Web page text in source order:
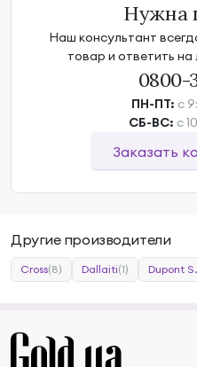
Нужна
Наш консультант
товар и ответить
0800-
ПН-ПТ: с
СБ-ВС: с
Заказать
Другие производители
Cross(8) Dallaiti(1) Dupont